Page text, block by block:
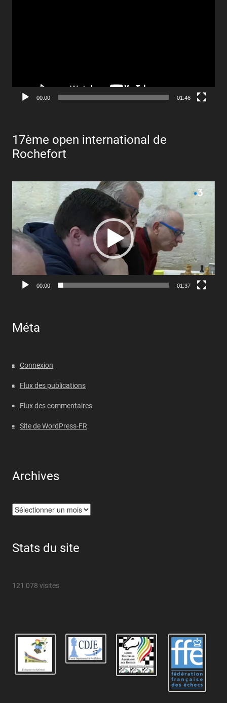
00:00 01:46
17ème open international de
Rochefort
Lecteur
00:00 01:37
Méta
Connexion
Flux des publications
Flux des commentaires
Site de WordPress-FR
Archives
Archives
Stats du site
121 078 visites